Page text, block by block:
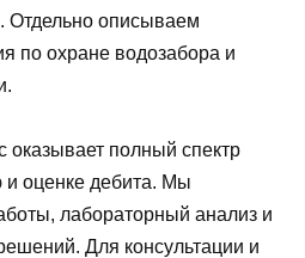
Отдельно описываем
по охране водозабора и
полный спектр
и оценке дебита. Мы
лабораторный анализ и
Для консультации и